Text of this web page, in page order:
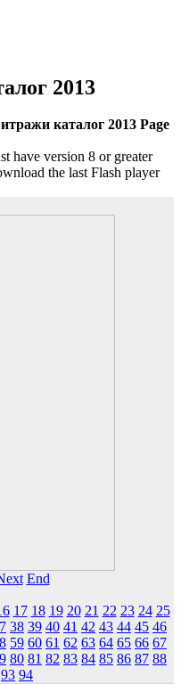
2013
каталог 2013 Page
have version 8 or greater
the last Flash player
End
17 18 19 20 21 22 23 24 25
38 39 40 41 42 43 44 45 46
59 60 61 62 63 64 65 66 67
80 81 82 83 84 85 86 87 88
93 94